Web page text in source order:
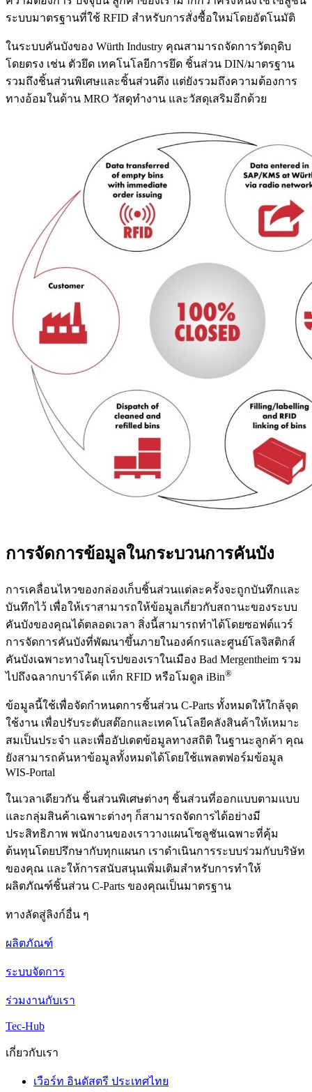
ระบบมาตรฐานที่ใช้ RFID สำหรับการสั่งซื้อใหม่โดยอัตโนมัติ
ในระบบคันบังของ Würth Industry คุณสามารถจัดการวัตถุดิบ
โดยตรง เช่น ตัวยึด เทคโนโลยีการยึด ชิ้นส่วน DIN/มาตรฐาน
รวมถึงชิ้นส่วนพิเศษและชิ้นส่วนดึง แต่ยังรวมถึงความต้องการ
ทางอ้อมในด้าน MRO วัสดุทำงาน และวัสดุเสริมอีกด้วย
การจัดการข้อมูลในกระบวนการคันบัง
การเคลื่อนไหวของกล่องเก็บชิ้นส่วนแต่ละครั้งจะถูกบันทึกและ
บันทึกไว้ เพื่อให้เราสามารถให้ข้อมูลเกี่ยวกับสถานะของระบบ
คันบังของคุณได้ตลอดเวลา สิ่งนี้สามารถทำได้โดยซอฟต์แวร์
การจัดการคันบังที่พัฒนาขึ้นภายในองค์กรและศูนย์โลจิสติกส์
คันบังเฉพาะทางในยุโรปของเราในเมือง Bad Mergentheim รวม
ไปถึงฉลากบาร์โค้ด แท็ก RFID หรือโมดูล iBin®
ข้อมูลนี้ใช้เพื่อจัดกำหนดการชิ้นส่วน C-Parts ทั้งหมดให้ใกล้จุด
ใช้งาน เพื่อปรับระดับสต๊อกและเทคโนโลยีคลังสินค้าให้เหมาะ
สมเป็นประจำ และเพื่ออัปเดตข้อมูลทางสถิติ ในฐานะลูกค้า คุณ
ยังสามารถค้นหาข้อมูลทั้งหมดได้โดยใช้แพลตฟอร์มข้อมูล
WIS-Portal
ในเวลาเดียวกัน ชิ้นส่วนพิเศษต่างๆ ชิ้นส่วนที่ออกแบบตามแบบ
และกลุ่มสินค้าเฉพาะต่างๆ ก็สามารถจัดการได้อย่างมี
ประสิทธิภาพ พนักงานของเราวางแผนโซลูชันเฉพาะที่คุ้ม
ต้นทุนโดยปรึกษากับทุกแผนก เราดำเนินการระบบร่วมกับบริษัท
ของคุณ และให้การสนับสนุนเพิ่มเติมสำหรับการทำให้
ผลิตภัณฑ์ชิ้นส่วน C-Parts ของคุณเป็นมาตรฐาน
ทางลัดสู่ลิงก์อื่น ๆ
ผลิตภัณฑ์
ระบบจัดการ
ร่วมงานกับเรา
Tec-Hub
เกี่ยวกับเรา
เวือร์ท อินดัสตรี ประเทศไทย